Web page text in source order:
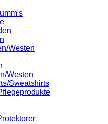
Westen
Westen
Sweatshirts